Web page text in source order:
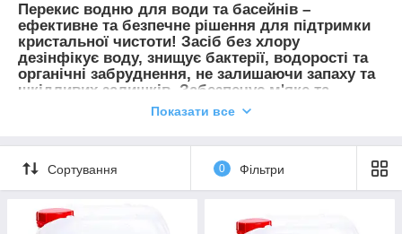
Перекис водню для води та басейнів –
ефективне та безпечне рішення для підтримки
кристальної чистоти! Засіб без хлору
дезінфікує воду, знищує бактерії, водорості та
органічні забруднення, не залишаючи запаху та
шкідливих залишків. Забезпечує м'яке та
комфортне середовище для купання, не
Показати все
Сортування 0 Фільтри